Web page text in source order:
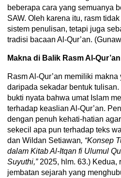
beberapa cara yang semuanya
SAW. Oleh karena itu, rasm
sistem penulisan, tetapi juga
tradisi bacaan Al-Qur’an.
Makna di Balik Rasm Al-Qur’an
Rasm Al-Qur’an memiliki
daripada sekadar bentuk
bukti nyata bahwa umat Islam
terhadap keaslian Al-Qur’an.
dengan penuh kehati-hatian
sekecil apa pun terhadap teks
dan Wildan Setiawan, “Konsep
dalam Kitab Al-Itqan fi Ulumul
Suyuthi,”2025, hlm. 63.) Kedua,
jembatan sejarah yang